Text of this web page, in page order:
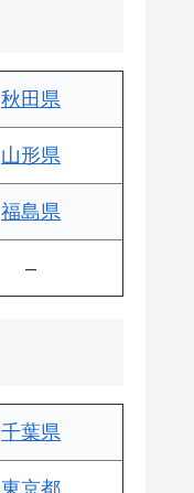
秋田県
山形県
福島県
–
千葉県
東京都